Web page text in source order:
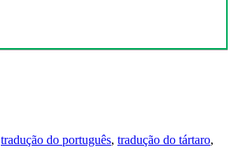
tradução do português, tradução do tártaro,